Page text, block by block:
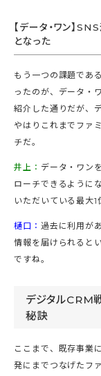
【データ・ワン】
となった
もう一つの課題であ
ったのが、データ・
紹介した通りだが、
やはりこれまでファ
チだ。
井上： データ・ワン
ローチできるように
いただいている最大1
樋口： 過去に利用が
情報を届けられると
ですね。
デジタルCRM
秘訣
ここまで、既存事業
発にまでつなげたフ